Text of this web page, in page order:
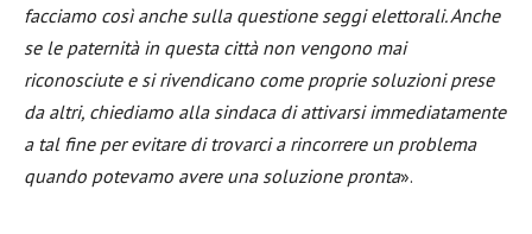
facciamo così anche sulla questione seggi elettorali. Anche
se le paternità in questa città non vengono mai
riconosciute e si rivendicano come proprie soluzioni prese
da altri, chiediamo alla sindaca di attivarsi immediatamente
a tal fine per evitare di trovarci a rincorrere un problema
quando potevamo avere una soluzione pronta».